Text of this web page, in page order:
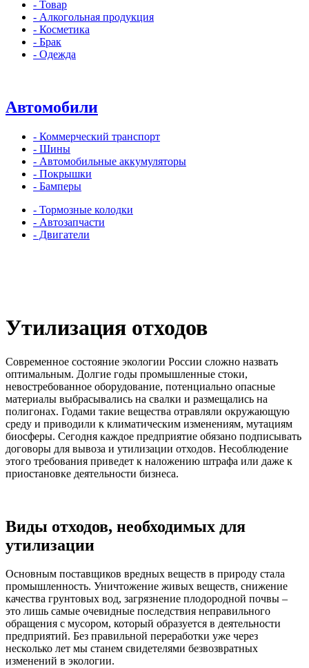
- Товар
- Алкогольная продукция
- Косметика
- Брак
- Одежда
Автомобили
- Коммерческий транспорт
- Шины
- Автомобильные аккумуляторы
- Покрышки
- Бамперы
- Тормозные колодки
- Автозапчасти
- Двигатели
Утилизация отходов
Современное состояние экологии России сложно назвать
оптимальным. Долгие годы промышленные стоки,
невостребованное оборудование, потенциально опасные
материалы выбрасывались на свалки и размещались на
полигонах. Годами такие вещества отравляли окружающую
среду и приводили к климатическим изменениям, мутациям
биосферы. Сегодня каждое предприятие обязано подписывать
договоры для вывоза и утилизации отходов. Несоблюдение
этого требования приведет к наложению штрафа или даже к
приостановке деятельности бизнеса.
Виды отходов, необходимых для
утилизации
Основным поставщиков вредных веществ в природу стала
промышленность. Уничтожение живых веществ, снижение
качества грунтовых вод, загрязнение плодородной почвы –
это лишь самые очевидные последствия неправильного
обращения с мусором, который образуется в деятельности
предприятий. Без правильной переработки уже через
несколько лет мы станем свидетелями безвозвратных
изменений в экологии.